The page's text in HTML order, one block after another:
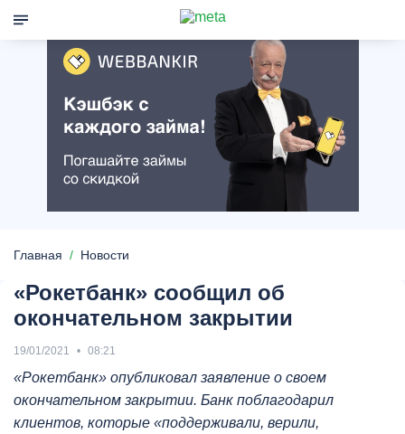
Главная Новости
«Рокетбанк» сообщил об
окончательном закрытии
19/01/2021 08:21
«Рокетбанк» опубликовал заявление о своем
окончательном закрытии. Банк поблагодарил
клиентов, которые «поддерживали, верили,